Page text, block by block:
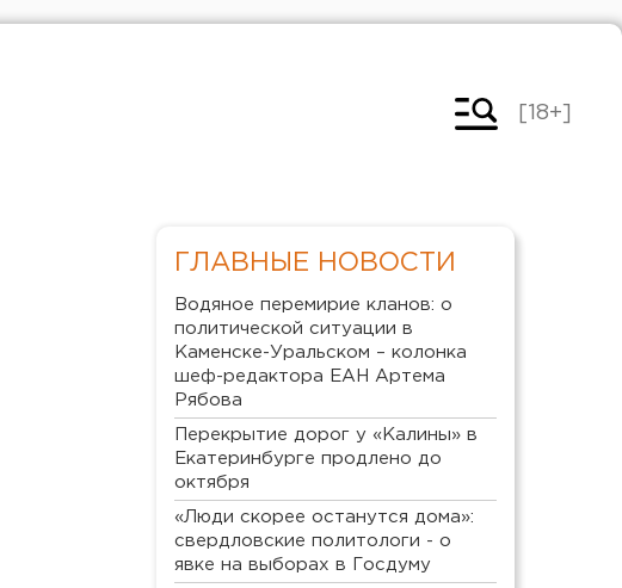
[18+]
ГЛАВНЫЕ НОВОСТИ
Водяное перемирие кланов: о
политической ситуации в
Каменске-Уральском – колонка
шеф-редактора ЕАН Артема
Рябова
Перекрытие дорог у «Калины» в
Екатеринбурге продлено до
октября
«Люди скорее останутся дома»:
свердловские политологи - о
явке на выборах в Госдуму